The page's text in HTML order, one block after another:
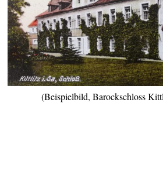
(Beispielbild, Barockschloss